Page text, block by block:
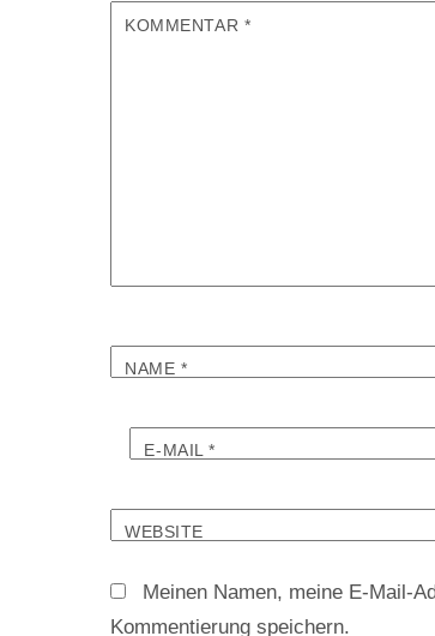
KOMMENTAR *
NAME *
E-MAIL*
WEBSITE
Meinen Namen, meine E-Mail-
Kommentierung speichern.